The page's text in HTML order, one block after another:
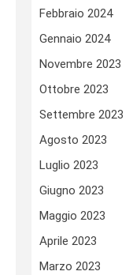
Febbraio 2024
Gennaio 2024
Novembre 2023
Ottobre 2023
Settembre 2023
Agosto 2023
Luglio 2023
Giugno 2023
Maggio 2023
Aprile 2023
Marzo 2023